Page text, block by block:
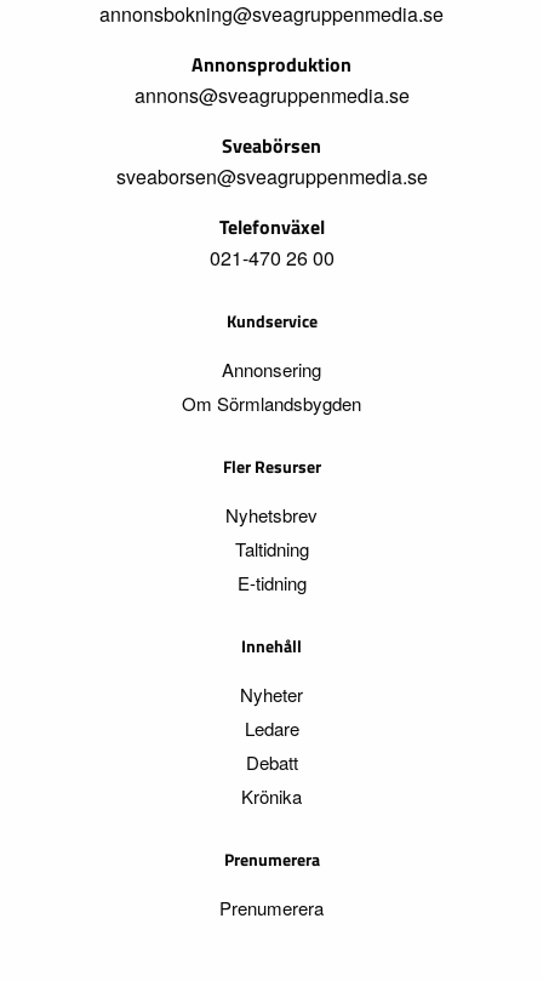
annonsbokning@sveagruppenmedia.se
Annonsproduktion
annons@sveagruppenmedia.se
Sveabörsen
sveaborsen@sveagruppenmedia.se
Telefonväxel
021-470 26 00
Kundservice
Annonsering
Om Sörmlandsbygden
Fler Resurser
Nyhetsbrev
Taltidning
E-tidning
Innehåll
Nyheter
Ledare
Debatt
Krönika
Prenumerera
Prenumerera